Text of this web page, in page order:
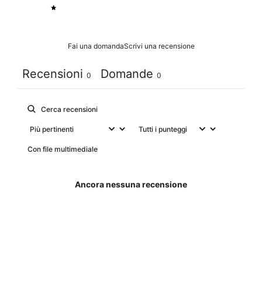
Fai una domandaScrivi una recensione
Recensioni 0 Domande 0
Con file multimediale
Ancora nessuna recensione